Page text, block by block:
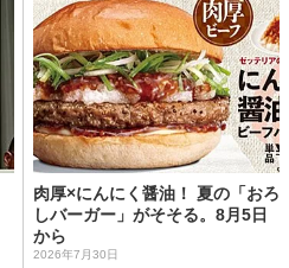
肉厚×にんにく醤油！ 夏の「おろ
しバーガー」がそそる。8月5日
から
2026年7月30日